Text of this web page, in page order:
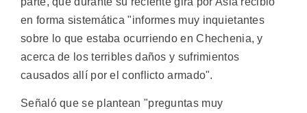
en forma sistemática "informes muy inquietantes
sobre lo que estaba ocurriendo en Chechenia, y
acerca de los terribles daños y sufrimientos
causados allí por el conflicto armado".
Señaló que se plantean "preguntas muy